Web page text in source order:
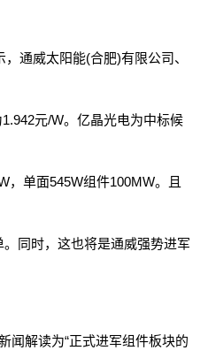
通威太阳能(合肥)有限公司、
元/W。亿晶光电为中标候
单面545W组件100MW。且
同时，这也将是通威强势进军
闻解读为“正式进军组件板块的